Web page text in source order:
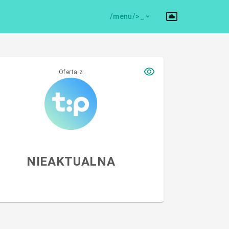
/menu/>
Oferta z
NIEAKTUALNA